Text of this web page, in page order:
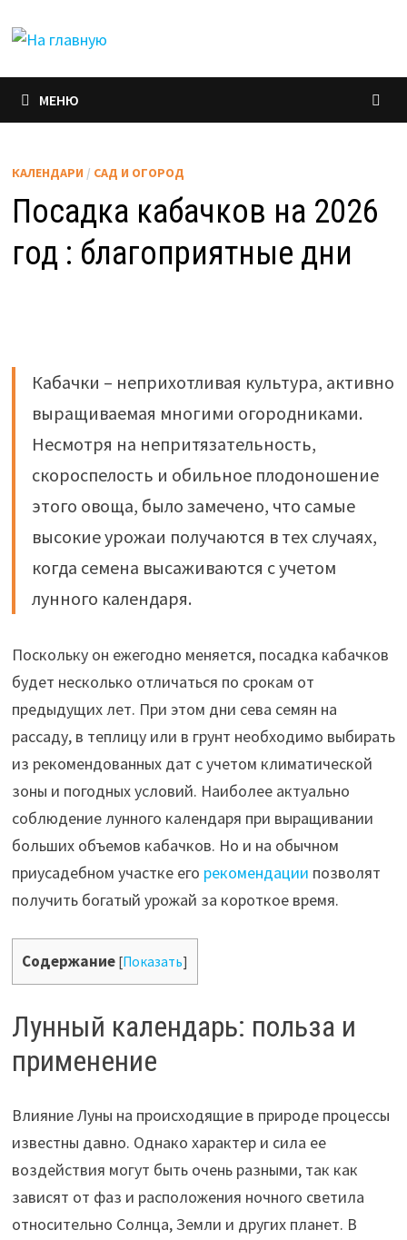
МЕНЮ
КАЛЕНДАРИ / САД И ОГОРОД
Посадка кабачков на 2026
год : благоприятные дни
Кабачки – неприхотливая культура, активно
выращиваемая многими огородниками.
Несмотря на непритязательность,
скороспелость и обильное плодоношение
этого овоща, было замечено, что самые
высокие урожаи получаются в тех случаях,
когда семена высаживаются с учетом
лунного календаря.
Поскольку он ежегодно меняется, посадка кабачков
будет несколько отличаться по срокам от
предыдущих лет. При этом дни сева семян на
рассаду, в теплицу или в грунт необходимо выбирать
из рекомендованных дат с учетом климатической
зоны и погодных условий. Наиболее актуально
соблюдение лунного календаря при выращивании
больших объемов кабачков. Но и на обычном
приусадебном участке его рекомендации позволят
получить богатый урожай за короткое время.
Содержание [Показать]
Лунный календарь: польза и
применение
Влияние Луны на происходящие в природе процессы
известны давно. Однако характер и сила ее
воздействия могут быть очень разными, так как
зависят от фаз и расположения ночного светила
относительно Солнца, Земли и других планет. В